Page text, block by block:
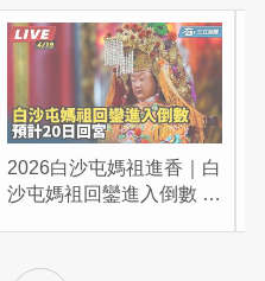
2026白沙屯媽祖進香｜白
沙屯媽祖回鑾進入倒數 預